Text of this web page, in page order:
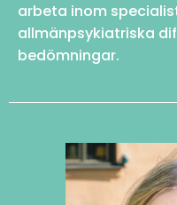
arbeta inom
allmänpsykiatriska
bedömningar.